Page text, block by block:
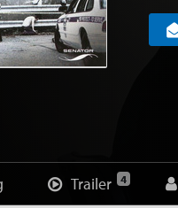
Trailer 4